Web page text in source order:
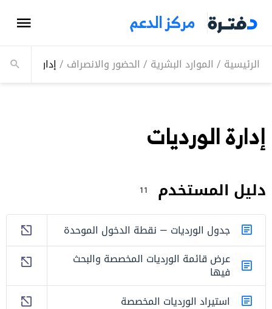
مركز الدعم
الرئيسية / الموارد البشرية / الحضور والانصراف /إدارة الورديات
إدارة الورديات
دليل المستخدم 11
جدول الورديات — نقطة الدخول الموحدة
عرض قائمة الورديات المخصصة والبحث
فيها
استيراد الورديات المخصصة